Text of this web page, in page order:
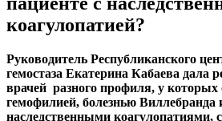
коагулопатией?
Руководитель Республиканского
гемостаза Екатерина Кабаева дала
врачей разного профиля, у которых
гемофилией, болезнью Виллебранда
наследственными коагулопатиями,